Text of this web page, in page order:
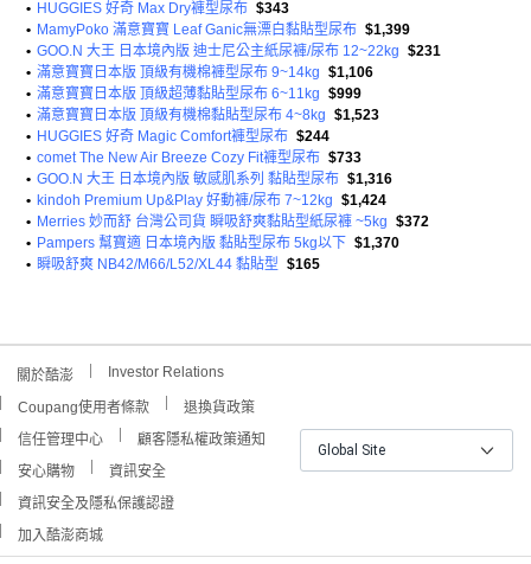
• HUGGIES 好奇 Max Dry褲型尿布 $343
• MamyPoko 滿意寶寶 Leaf Ganic無漂白黏貼型尿布 $1,399
• GOO.N 大王 日本境內版 迪士尼公主紙尿褲/尿布 12~22kg $231
• 滿意寶寶日本版 頂級有機棉褲型尿布 9~14kg $1,106
• 滿意寶寶日本版 頂級超薄黏貼型尿布 6~11kg $999
• 滿意寶寶日本版 頂級有機棉黏貼型尿布 4~8kg $1,523
• HUGGIES 好奇 Magic Comfort褲型尿布 $244
• comet The New Air Breeze Cozy Fit褲型尿布 $733
• GOO.N 大王 日本境內版 敏感肌系列 黏貼型尿布 $1,316
• kindoh Premium Up&Play 好動褲/尿布 7~12kg $1,424
• Merries 妙而舒 台灣公司貨 瞬吸舒爽黏貼型紙尿褲 ~5kg $372
• Pampers 幫寶適 日本境內版 黏貼型尿布 5kg以下 $1,370
• 瞬吸舒爽 NB42/M66/L52/XL44 黏貼型 $165
關於酷澎 Investor Relations
Coupang使用者條款
退換貨政策
信任管理中心
顧客隱私權政策通知
安心購物
資訊安全
資訊安全及隱私保護認證
加入酷澎商城
Global Site